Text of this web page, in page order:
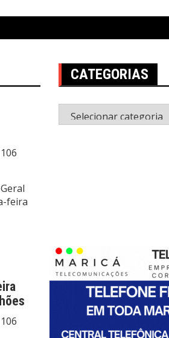
feira
CATEGORIAS
Categorias